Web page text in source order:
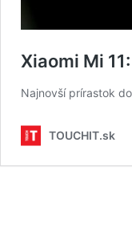
Xiaomi Mi
Najnovší prírastok
TOUCHIT.sk